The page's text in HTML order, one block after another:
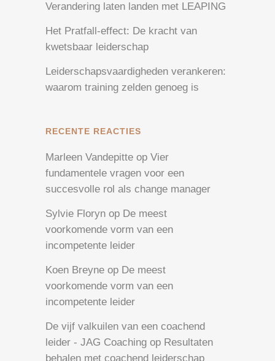
Verandering laten landen met LEAPING
Het Pratfall-effect: De kracht van
kwetsbaar leiderschap
Leiderschapsvaardigheden verankeren:
waarom training zelden genoeg is
RECENTE REACTIES
Marleen Vandepitte op Vier
fundamentele vragen voor een
succesvolle rol als change manager
Sylvie Floryn op De meest
voorkomende vorm van een
incompetente leider
Koen Breyne op De meest
voorkomende vorm van een
incompetente leider
De vijf valkuilen van een coachend
leider - JAG Coaching op Resultaten
behalen met coachend leiderschap